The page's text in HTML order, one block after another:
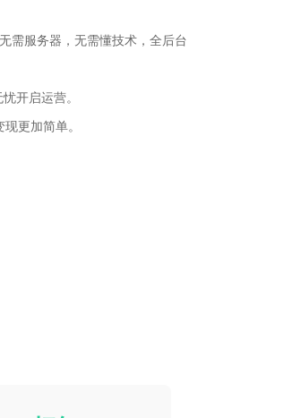
需服务器，无需懂技术，全后台
开启运营。
更加简单。